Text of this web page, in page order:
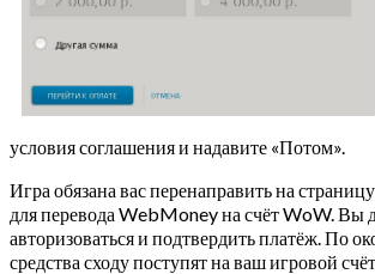
условия соглашения и надавите «Потом».
Игра обязана вас перенаправить на
для перевода WebMoney на счёт WoW. Вы
авторизоваться и подтвердить платёж. По
средства сходу поступят на ваш игровой